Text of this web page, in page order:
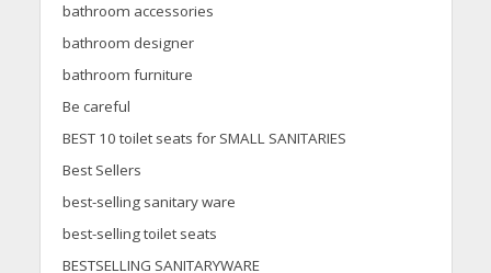
bathroom accessories
bathroom designer
bathroom furniture
Be careful
BEST 10 toilet seats for SMALL SANITARIES
Best Sellers
best-selling sanitary ware
best-selling toilet seats
BESTSELLING SANITARYWARE